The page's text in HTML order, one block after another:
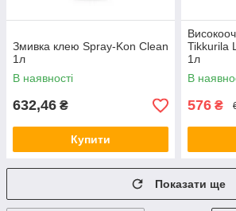
Змивка клею Spray-Kon Clean
1л
В наявності
632,46 ₴
Купити
Tikkurila
1л
В
576 ₴
Показати ще